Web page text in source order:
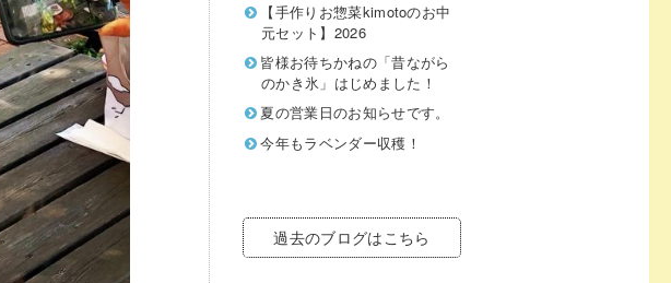
【手作りお惣菜kimotoのお中
元セット】2026
皆様お待ちかねの「昔ながら
のかき氷」はじめました！
夏の営業日のお知らせです。
今年もラベンダー収穫！
過去のブログはこちら